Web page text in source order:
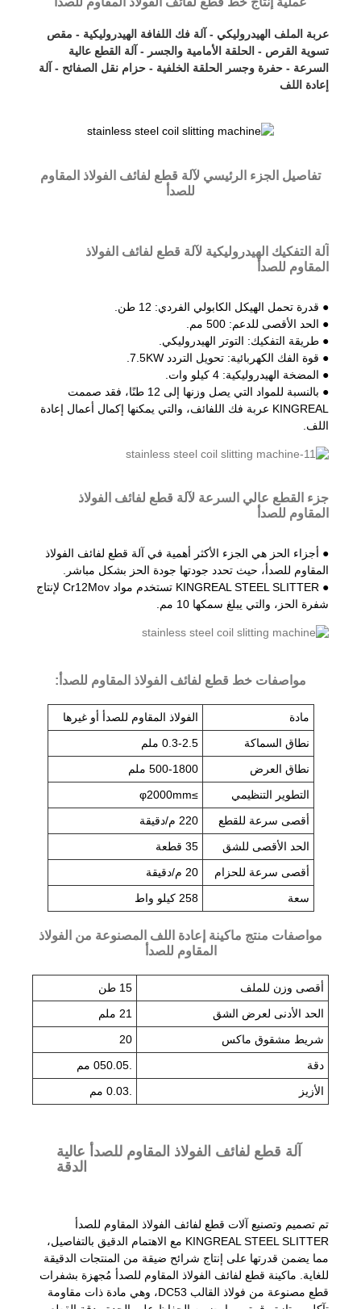
عربة الملف الهيدروليكي - آلة فك اللفافة الهيدروليكية - مقص
تسوية القرص - الحلقة الأمامية والجسر - آلة القطع عالية
السرعة - حفرة وجسر الحلقة الخلفية - حزام نقل الصفائح - آلة
إعادة اللف
تفاصيل الجزء الرئيسي لآلة قطع لفائف الفولاذ المقاوم
للصدأ
آلة التفكيك الهيدروليكية لآلة قطع لفائف الفولاذ
المقاوم للصدأ
● قدرة تحمل الهيكل الكابولي الفردي: 12 طن.
● الحد الأقصى للدعم: 500 مم.
● طريقة التفكيك: التوتر الهيدروليكي.
● قوة الفك الكهربائية: تحويل التردد 7.5KW.
● المضخة الهيدروليكية: 4 كيلو وات.
● بالنسبة للمواد التي يصل وزنها إلى 12 طنًا، فقد صممت
KINGREAL عربة فك اللفائف، والتي يمكنها إكمال أعمال إعادة
اللف.
جزء القطع عالي السرعة لآلة قطع لفائف الفولاذ
المقاوم للصدأ
● أجزاء الحز هي الجزء الأكثر أهمية في آلة قطع لفائف الفولاذ
المقاوم للصدأ، حيث تحدد جودتها جودة الحز بشكل مباشر.
● KINGREAL STEEL SLITTER تستخدم مواد Cr12Mov لإنتاج
شفرة الحز، والتي يبلغ سمكها 10 مم.
مواصفات خط قطع لفائف الفولاذ المقاوم للصدأ:
مادة
الفولاذ المقاوم للصدأ أو غيرها
نطاق السماكة
0.3-2.5 ملم
نطاق العرض
500-1800 ملم
التطوير التنظيمي
≥φ2000mm
أقصى سرعة للقطع
220 م/دقيقة
الحد الأقصى للشق
35 قطعة
أقصى سرعة للحزام
20 م/دقيقة
سعة
258 كيلو واط
مواصفات منتج ماكينة إعادة اللف المصنوعة من الفولاذ
المقاوم للصدأ
أقصى وزن للملف
15 طن
الحد الأدنى لعرض الشق
21 ملم
شريط مشقوق ماكس
20
دقة
الأزيز
آلة قطع لفائف الفولاذ المقاوم للصدأ عالية
الدقة
تم تصميم وتصنيع آلات قطع لفائف الفولاذ المقاوم للصدأ
KINGREAL STEEL SLITTER مع الاهتمام الدقيق بالتفاصيل،
مما يضمن قدرتها على إنتاج شرائح ضيقة من المنتجات الدقيقة
للغاية. ماكينة قطع لفائف الفولاذ المقاوم للصدأ مُجهزة بشفرات
قطع مصنوعة من فولاذ القالب DC53، وهي مادة ذات مقاومة